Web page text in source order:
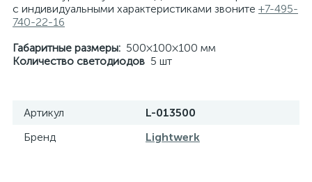
c индивидуальными характеристиками звоните +7-495-
740-22-16
Габаритные размеры: 500×100×100 мм
Количество светодиодов 5 шт
Артикул
L-013500
Бренд
Lightwerk